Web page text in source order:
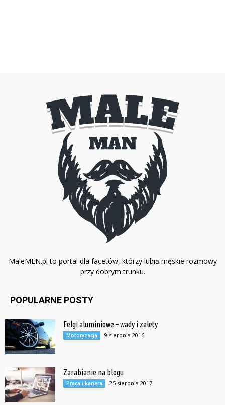
MaleMEN.pl to portal dla facetów, którzy lubią męskie rozmowy
przy dobrym trunku.
POPULARNE POSTY
Felgi aluminiowe – wady i zalety
Motoryzacja 9 sierpnia 2016
Zarabianie na blogu
Praca i kariera 25 sierpnia 2017